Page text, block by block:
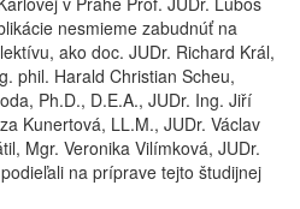
nesmieme zabudnúť na
ako doc. JUDr. Richard Král,
phil. Harald Christian Scheu,
Ph.D., D.E.A., JUDr. Ing. Jiří
Kunertová, LL.M., JUDr. Václav
Mgr. Veronika Vilímková, JUDr.
na príprave tejto študijnej